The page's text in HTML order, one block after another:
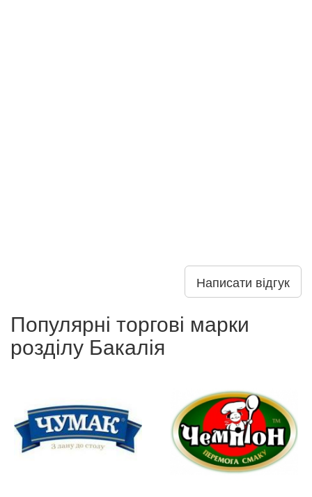
Написати відгук
Популярні торгові марки
розділу Бакалія